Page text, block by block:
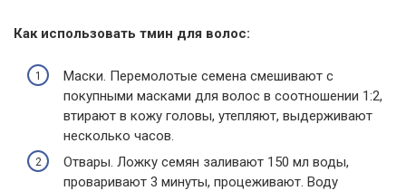
Как использовать тмин для волос:
Маски. Перемолотые семена смешивают с
покупными масками для волос в соотношении 1:2,
втирают в кожу головы, утепляют, выдерживают
несколько часов.
Отвары. Ложку семян заливают 150 мл воды,
проваривают 3 минуты, процеживают. Воду